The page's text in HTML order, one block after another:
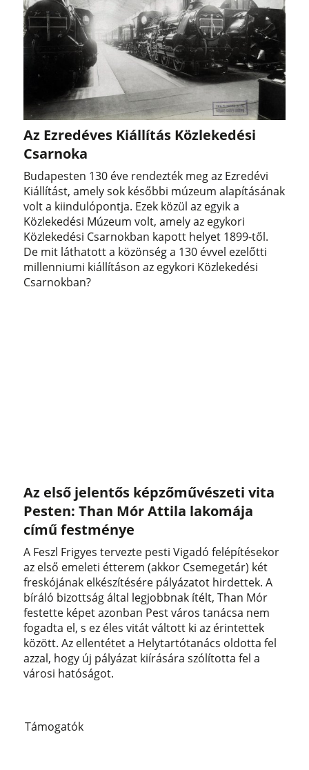
Az Ezredéves Kiállítás Közlekedési
Csarnoka
Budapesten 130 éve rendezték meg az Ezredévi
Kiállítást, amely sok későbbi múzeum alapításának
volt a kiindulópontja. Ezek közül az egyik a
Közlekedési Múzeum volt, amely az egykori
Közlekedési Csarnokban kapott helyet 1899-től.
De mit láthatott a közönség a 130 évvel ezelőtti
millenniumi kiállításon az egykori Közlekedési
Csarnokban?
Az első jelentős képzőművészeti vita
Pesten: Than Mór Attila lakomája
című festménye
A Feszl Frigyes tervezte pesti Vigadó felépítésekor
az első emeleti étterem (akkor Csemegetár) két
freskójának elkészítésére pályázatot hirdettek. A
bíráló bizottság által legjobbnak ítélt, Than Mór
festette képet azonban Pest város tanácsa nem
fogadta el, s ez éles vitát váltott ki az érintettek
között. Az ellentétet a Helytartótanács oldotta fel
azzal, hogy új pályázat kiírására szólította fel a
városi hatóságot.
Támogatók